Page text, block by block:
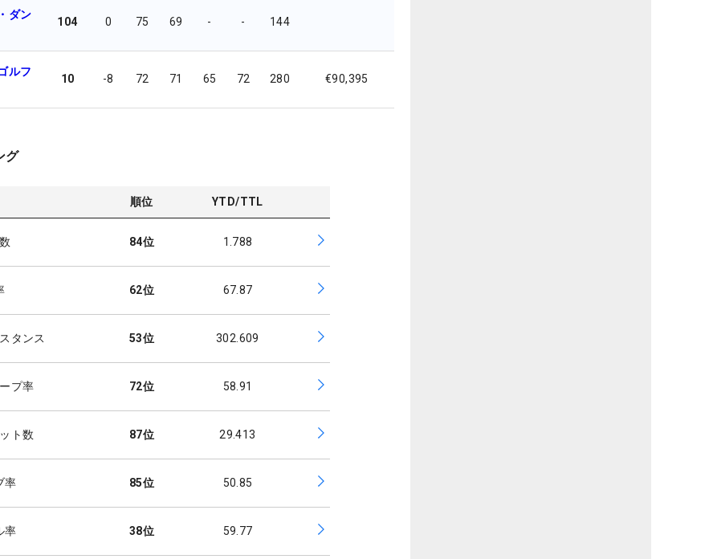
ダン
104 0 75 69 - - 144
ルフ
10 -8 72 71 65 72 280 €90,395
グ
順位 YTD/TTL
84位 1.788
62位 67.87
タンス 53位 302.609
プ率 72位 58.91
ト数 87位 29.413
率 85位 50.85
率 38位 59.77